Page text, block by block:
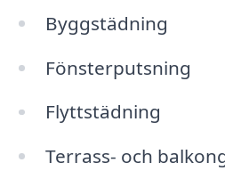
Byggstädning
Fönsterputsning
Flyttstädning
Terrass- och